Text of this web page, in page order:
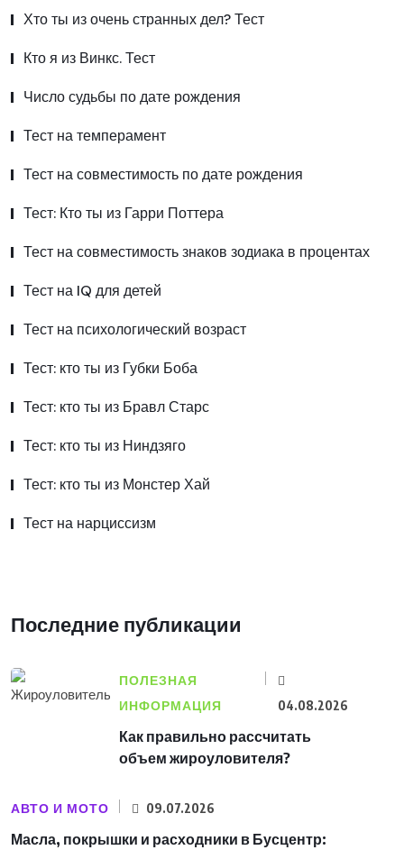
Хто ты из очень странных дел? Тест
Кто я из Винкс. Тест
Число судьбы по дате рождения
Тест на темперамент
Тест на совместимость по дате рождения
Тест: Кто ты из Гарри Поттера
Тест на совместимость знаков зодиака в процентах
Тест на IQ для детей
Тест на психологический возраст
Тест: кто ты из Губки Боба
Тест: кто ты из Бравл Старс
Тест: кто ты из Ниндзяго
Тест: кто ты из Монстер Хай
Тест на нарциссизм
Последние публикации
ПОЛЕЗНАЯ
ИНФОРМАЦИЯ
04.08.2026
Как правильно рассчитать
объем жироуловителя?
АВТО И МОТО 09.07.2026
Масла, покрышки и расходники в Бусцентр: